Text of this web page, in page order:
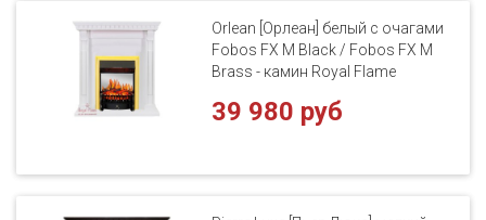
Orlean [Орлеан] белый с очагами
Fobos FX M Black / Fobos FX M
Brass - камин Royal Flame
39 980 руб